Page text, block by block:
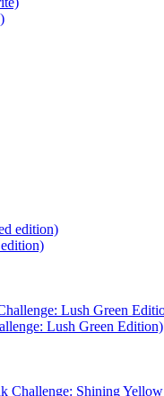
Lush Green Edition)